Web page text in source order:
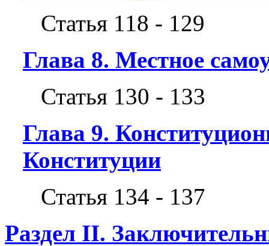
Статья 118 - 129
Глава 8. Местное
Статья 130 - 133
Глава 9.
Конституции
Статья 134 - 137
Раздел II.